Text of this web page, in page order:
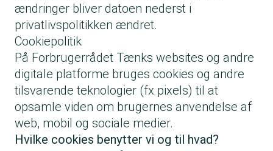
ændringer bliver datoen nederst i
privatlivspolitikken ændret.
Cookiepolitik
På Forbrugerrådet Tænks websites og andre
digitale platforme bruges cookies og andre
tilsvarende teknologier (fx pixels) til at
opsamle viden om brugernes anvendelse af
web, mobil og sociale medier.
Hvilke cookies benytter vi og til hvad?